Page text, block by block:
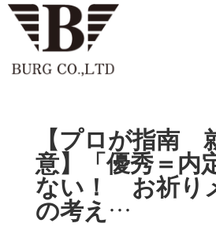
【プロが指南
意】「優秀＝内
ない！ お祈り
の考え…